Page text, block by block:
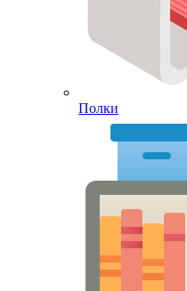
Полки